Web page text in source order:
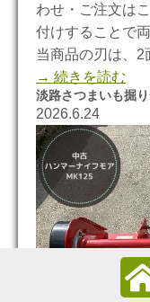
わせ・ご注文は
付けすることで
当商品の刃は、
→ 続きを読む
淡路さつまいも掘
2026.6.24